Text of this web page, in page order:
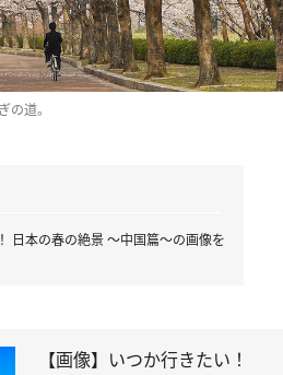
の道。
日本の春の絶景 ～中国篇～の画像を
【画像】いつか行きたい！